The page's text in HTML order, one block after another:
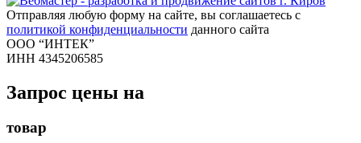
Отправляя любую форму на сайте, вы соглашаетесь с
политикой конфиденциальности данного сайта
ООО “ИНТЕК”
ИНН 4345206585
Запрос цены на
товар